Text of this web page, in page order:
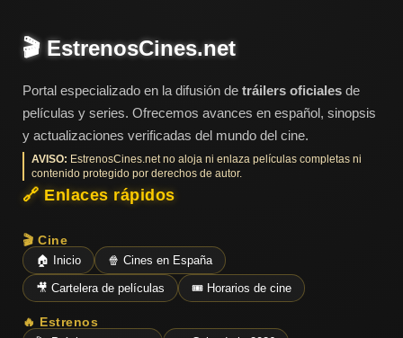
🎬 EstrenosCines.net
Portal especializado en la difusión de tráilers oficiales de
películas y series. Ofrecemos avances en español, sinopsis
y actualizaciones verificadas del mundo del cine.
AVISO: EstrenosCines.net no aloja ni enlaza películas completas ni
contenido protegido por derechos de autor.
🔗 Enlaces rápidos
🎬 Cine
🏠 Inicio 🍿 Cines en España
🎥 Cartelera de películas 🎟️ Horarios de cine
🔥 Estrenos